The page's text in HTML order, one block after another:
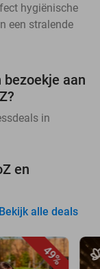
hygiënische
een stralende
aan
in
en
Bekijk alle deals
49%